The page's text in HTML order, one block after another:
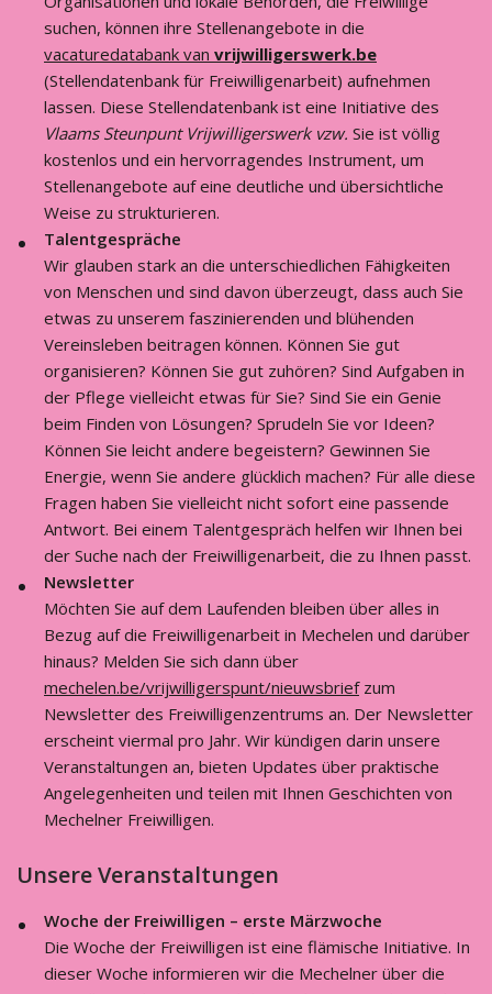
suchen, können ihre Stellenangebote in die
vacaturedatabank van vrijwilligerswerk.be
(Stellendatenbank für Freiwilligenarbeit) aufnehmen
lassen. Diese Stellendatenbank ist eine Initiative des
Vlaams Steunpunt Vrijwilligerswerk vzw. Sie ist völlig
kostenlos und ein hervorragendes Instrument, um
Stellenangebote auf eine deutliche und übersichtliche
Weise zu strukturieren.
Talentgespräche
Wir glauben stark an die unterschiedlichen Fähigkeiten
von Menschen und sind davon überzeugt, dass auch Sie
etwas zu unserem faszinierenden und blühenden
Vereinsleben beitragen können. Können Sie gut
organisieren? Können Sie gut zuhören? Sind Aufgaben in
der Pflege vielleicht etwas für Sie? Sind Sie ein Genie
beim Finden von Lösungen? Sprudeln Sie vor Ideen?
Können Sie leicht andere begeistern? Gewinnen Sie
Energie, wenn Sie andere glücklich machen? Für alle diese
Fragen haben Sie vielleicht nicht sofort eine passende
Antwort. Bei einem Talentgespräch helfen wir Ihnen bei
der Suche nach der Freiwilligenarbeit, die zu Ihnen passt.
Newsletter
Möchten Sie auf dem Laufenden bleiben über alles in
Bezug auf die Freiwilligenarbeit in Mechelen und darüber
hinaus? Melden Sie sich dann über
mechelen.be/vrijwilligerspunt/nieuwsbriefzum
Newsletter des Freiwilligenzentrums an. Der Newsletter
erscheint viermal pro Jahr. Wir kündigen darin unsere
Veranstaltungen an, bieten Updates über praktische
Angelegenheiten und teilen mit Ihnen Geschichten von
Mechelner Freiwilligen.
Unsere Veranstaltungen
Woche der Freiwilligen – erste Märzwoche
Die Woche der Freiwilligen ist eine flämische Initiative. In
dieser Woche informieren wir die Mechelner über die